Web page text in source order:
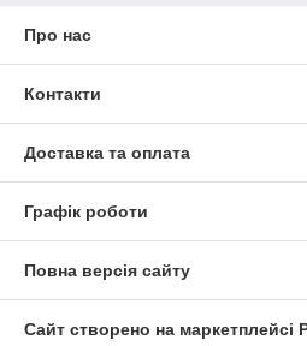
Про нас
Контакти
Доставка та оплата
Графік роботи
Повна версія сайту
Сайт створено на маркетплейсі